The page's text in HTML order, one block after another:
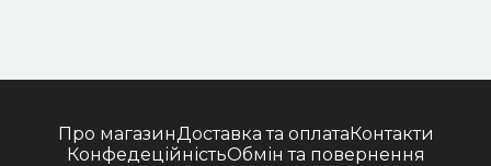
Про магазинДоставка та оплатаКонтакти
КонфедеційністьОбмін та повернення